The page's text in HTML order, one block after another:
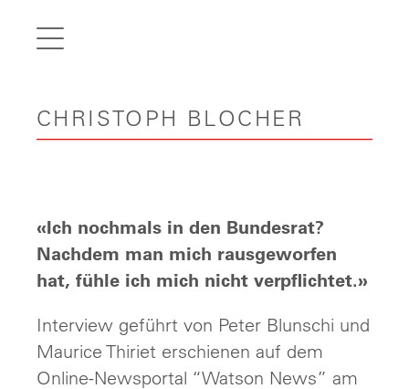
CHRISTOPH BLOCHER
en
Home
Gallery
Carreer
Contact
«Ich nochmals in den Bundesrat?
Nachdem man mich rausgeworfen
hat, fühle ich mich nicht verpflichtet.»
Interview geführt von Peter Blunschi und
Maurice Thiriet erschienen auf dem
Online-Newsportal “Watson News” am